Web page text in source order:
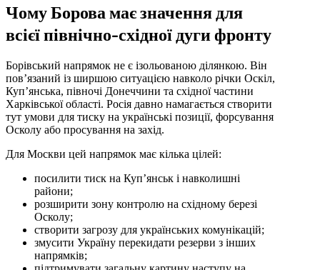
Чому Борова має значення для
всієї північно-східної дуги фронту
Борівський напрямок не є ізольованою ділянкою. Він
пов’язаний із ширшою ситуацією навколо річки Оскіл,
Куп’янська, півночі Донеччини та східної частини
Харківської області. Росія давно намагається створити
тут умови для тиску на українські позиції, форсування
Осколу або просування на захід.
Для Москви цей напрямок має кілька цілей:
посилити тиск на Куп’янськ і навколишні
райони;
розширити зону контролю на східному березі
Осколу;
створити загрозу для українських комунікацій;
змусити Україну перекидати резерви з інших
напрямків;